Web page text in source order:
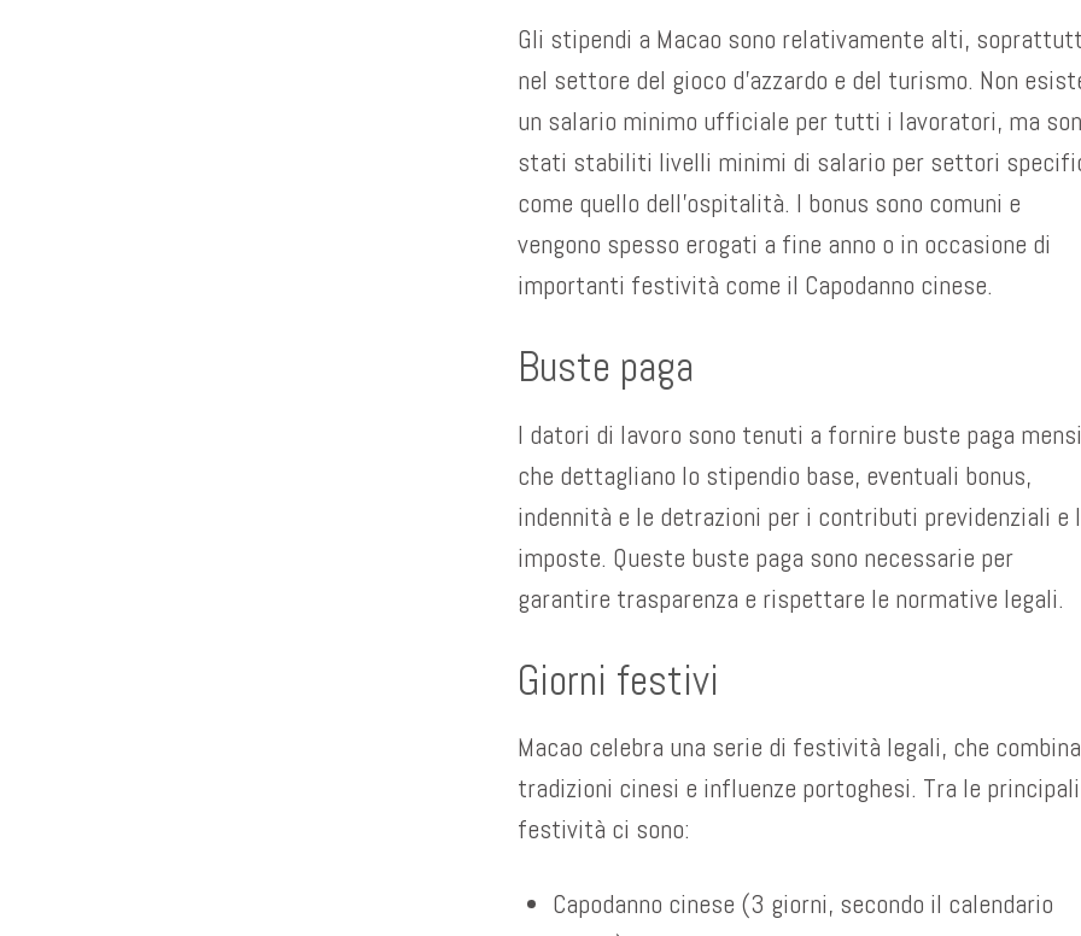
Gli stipendi a Macao sono relativamente alti,
nel settore del gioco d’azzardo e del turismo. Non
un salario minimo ufficiale per tutti i lavoratori, ma
stati stabiliti livelli minimi di salario per settori
come quello dell’ospitalità. I bonus sono comuni e
vengono spesso erogati a fine anno o in occasione di
importanti festività come il Capodanno cinese.
Buste paga
I datori di lavoro sono tenuti a fornire buste paga
che dettagliano lo stipendio base, eventuali bonus,
indennità e le detrazioni per i contributi previdenziali e
imposte. Queste buste paga sono necessarie per
garantire trasparenza e rispettare le normative legali.
Giorni festivi
Macao celebra una serie di festività legali, che
tradizioni cinesi e influenze portoghesi. Tra le principali
festività ci sono:
Capodanno cinese (3 giorni, secondo il calendario